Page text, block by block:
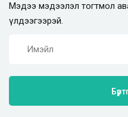
Мэдээ мэдээлэл тогтмол
үлдээгээрэй.